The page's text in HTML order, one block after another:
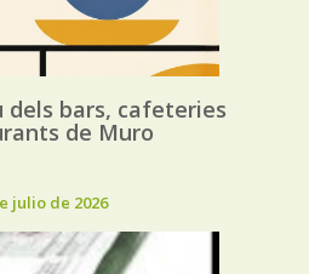
dels bars, cafeteries
de Muro
julio de 2026